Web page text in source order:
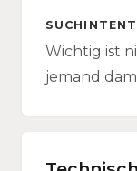
Wichtig ist
jemand